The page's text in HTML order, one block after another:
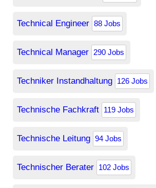
Technical Engineer 88 Jobs
Technical Manager 290 Jobs
Techniker Instandhaltung 126 Jobs
Technische Fachkraft 119 Jobs
Technische Leitung 94 Jobs
Technischer Berater 102 Jobs